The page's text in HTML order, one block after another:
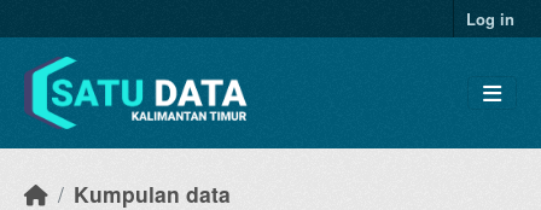
Log in
Kumpulan data